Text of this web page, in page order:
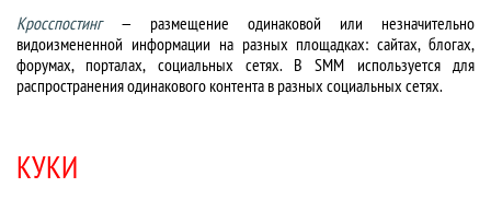
Кросспостинг— размещение одинаковой или незначительно
видоизмененной информации на разных площадках: сайтах, блогах,
форумах, порталах, социальных сетях. В SMM используется для
распространения одинакового контента в разных социальных сетях.
КУКИ